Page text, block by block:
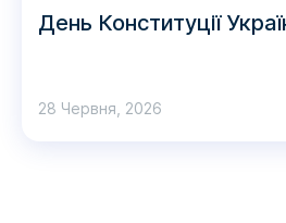
День Конституції
28 Червня, 2026